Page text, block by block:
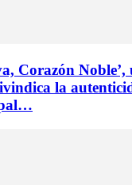
Corazón
la